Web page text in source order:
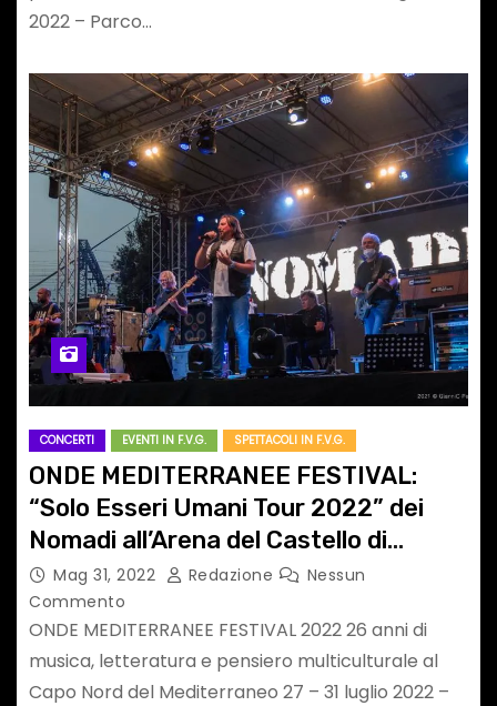
2022 – Parco…
CONCERTI EVENTI IN F.V.G. SPETTACOLI IN F.V.G.
ONDE MEDITERRANEE FESTIVAL:
“Solo Esseri Umani Tour 2022” dei
Nomadi all’Arena del Castello di
Gradisca d’Isonzo (GO)
Mag 31, 2022 Redazione
Nessun
Commento
ONDE MEDITERRANEE FESTIVAL 2022 26 anni di
musica, letteratura e pensiero multiculturale al
Capo Nord del Mediterraneo 27 – 31 luglio 2022 –